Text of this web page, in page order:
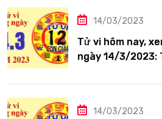
14/03/2023
Tử vi hôm nay,
ngày 14/3/2023:
14/03/2023